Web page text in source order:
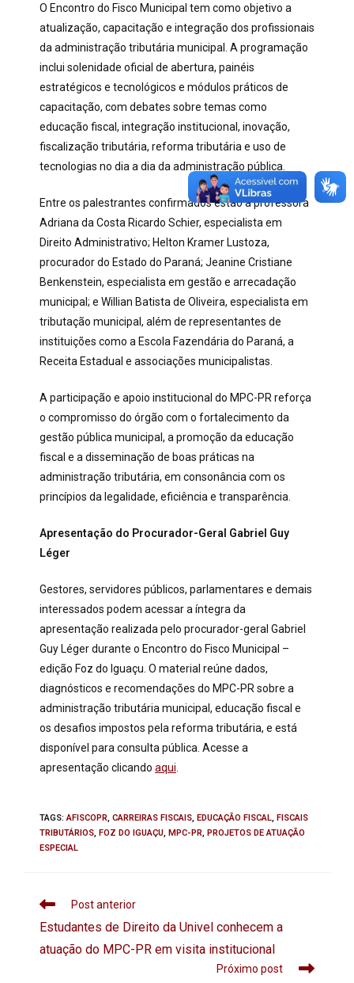
O Encontro do Fisco Municipal tem como objetivo a
atualização, capacitação e integração dos profissionais
da administração tributária municipal. A programação
inclui solenidade oficial de abertura, painéis
estratégicos e tecnológicos e módulos práticos de
capacitação, com debates sobre temas como
educação fiscal, integração institucional, inovação,
fiscalização tributária, reforma tributária e uso de
tecnologias no dia a dia da administração pública.
Entre os palestrantes confirmados estão a professora
Adriana da Costa Ricardo Schier, especialista em
Direito Administrativo; Helton Kramer Lustoza,
procurador do Estado do Paraná; Jeanine Cristiane
Benkenstein, especialista em gestão e arrecadação
municipal; e Willian Batista de Oliveira, especialista em
tributação municipal, além de representantes de
instituições como a Escola Fazendária do Paraná, a
Receita Estadual e associações municipalistas.
A participação e apoio institucional do MPC-PR reforça
o compromisso do órgão com o fortalecimento da
gestão pública municipal, a promoção da educação
fiscal e a disseminação de boas práticas na
administração tributária, em consonância com os
princípios da legalidade, eficiência e transparência.
Apresentação do Procurador-Geral Gabriel Guy
Léger
Gestores, servidores públicos, parlamentares e demais
interessados podem acessar a íntegra da
apresentação realizada pelo procurador-geral Gabriel
Guy Léger durante o Encontro do Fisco Municipal –
edição Foz do Iguaçu. O material reúne dados,
diagnósticos e recomendações do MPC-PR sobre a
administração tributária municipal, educação fiscal e
os desafios impostos pela reforma tributária, e está
disponível para consulta pública. Acesse a
apresentação clicando aqui
TAGS:AFISCOPR, CARREIRAS FISCAIS, EDUCAÇÃO FISCAL, FISCAIS
TRIBUTÁRIOS, FOZ DO IGUAÇU, MPC-PR, PROJETOS DE ATUAÇÃO
ESPECIAL
Post anterior
Estudantes de Direito da Univel conhecem a
atuação do MPC-PR em visita institucional
Próximo post